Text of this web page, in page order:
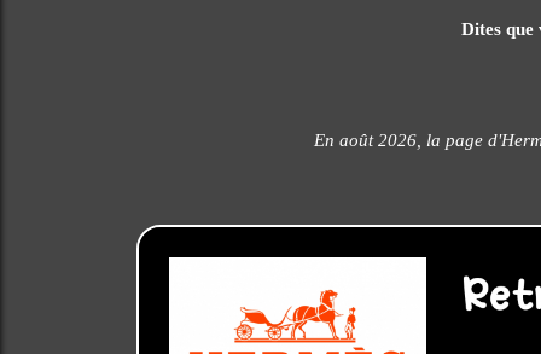
Dites que
En août 2026, la page